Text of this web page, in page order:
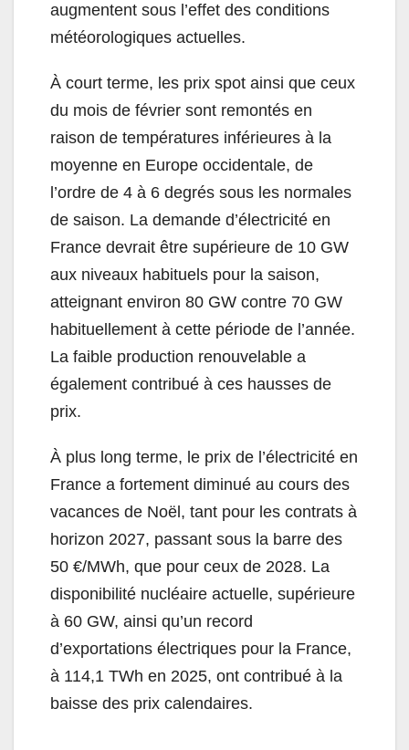
augmentent sous l’effet des conditions
météorologiques actuelles.
À court terme, les prix spot ainsi que ceux
du mois de février sont remontés en
raison de températures inférieures à la
moyenne en Europe occidentale, de
l’ordre de 4 à 6 degrés sous les normales
de saison. La demande d’électricité en
France devrait être supérieure de 10 GW
aux niveaux habituels pour la saison,
atteignant environ 80 GW contre 70 GW
habituellement à cette période de l’année.
La faible production renouvelable a
également contribué à ces hausses de
prix.
À plus long terme, le prix de l’électricité en
France a fortement diminué au cours des
vacances de Noël, tant pour les contrats à
horizon 2027, passant sous la barre des
50 €/MWh, que pour ceux de 2028. La
disponibilité nucléaire actuelle, supérieure
à 60 GW, ainsi qu’un record
d’exportations électriques pour la France,
à 114,1 TWh en 2025, ont contribué à la
baisse des prix calendaires.